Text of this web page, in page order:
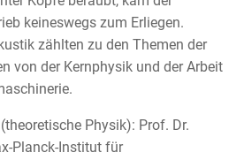
keineswegs zum Erliegen.
zählten zu den Themen der
von der Kernphysik und der Arbeit
(theoretische Physik): Prof. Dr.
Planck-Institut für